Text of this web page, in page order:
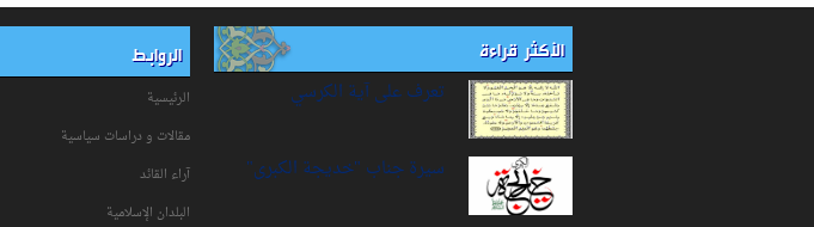
الأكثر قراءة
تعرف على آية الكرسي
سيرة‌ جناب "خديجة‌ الكبرى"
الروابط
الرئيسية
مقالات و دراسات سياسية
آراء القائد
البلدان الإسلامية